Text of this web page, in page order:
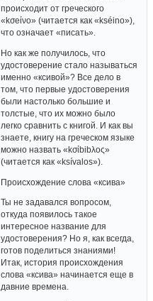
происходит от греческого
«kσeίνо» (читается как «kséino»),
что означает «писать».
Но как же получилось, что
удостоверение стало называться
именно «ксивой»? Все дело в
том, что первые удостоверения
были настолько большие и
толстые, что их можно было
легко сравнить с книгой. И как вы
знаете, книгу на греческом языке
можно назвать «kσίbibλος»
(читается как «ksívalos»).
Происхождение слова «ксива»
Ты не задавался вопросом,
откуда появилось такое
интересное название для
удостоверения? Но я, как всегда,
готов поделиться знаниями!
Итак, история происхождения
слова «ксива» начинается еще в
давние времена.